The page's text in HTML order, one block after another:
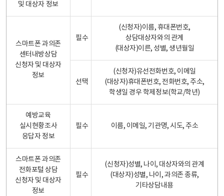
및 대상자 정보
스마트폰 과의존
센터내방상담
신청자 및 대상자
정보
필수
(신청자)이름, 휴대폰번호,
상담대상자와의 관계
(대상자)이른, 성별, 생년월일
선택
(신청자)유선전화번호, 이메일
(대상자)휴대폰번호, 전화번호, 주소,
학생일 경우 학제정보(학교/학년)
예방교육
실시현황조사
응답자 정보
필수 이름, 이메일, 기관명, 시도, 주소
스마트폰 과의존
전화포털 상담
신청자 및 대상자
정보
필수
(신청자)성별, 나이, 대상자와의 관계
(대상자)성별, 나이, 과의존 종류,
기타상담내용